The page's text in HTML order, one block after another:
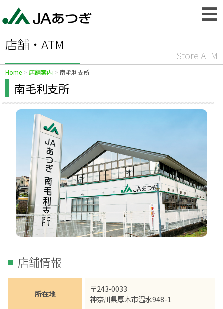
店舗・ATM
Store ATM
Home 店舗案内 南毛利支所
南毛利支所
店舗情報
所在地
〒243-0033
神奈川県厚木市温水948-1